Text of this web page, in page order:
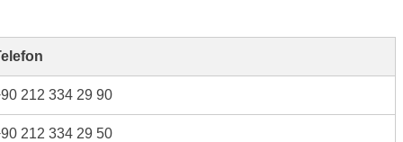
212 334 29 90
212 334 29 50